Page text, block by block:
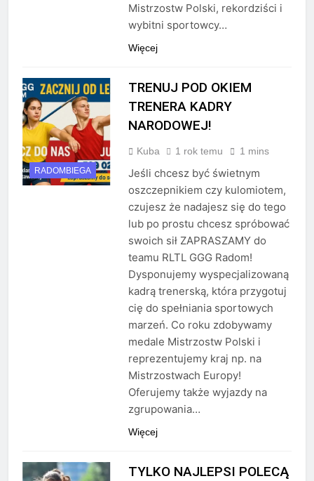
Mistrzostw Polski, rekordziści i
wybitni sportowcy…
Więcej
RADOMBIEGA
TRENUJ POD OKIEM
TRENERA KADRY
NARODOWEJ!
Kuba 1 rok temu 1 mins
Jeśli chcesz być świetnym
oszczepnikiem czy kulomiotem,
czujesz że nadajesz się do tego
lub po prostu chcesz spróbować
swoich sił ZAPRASZAMY do
teamu RLTL GGG Radom!
Dysponujemy wyspecjalizowaną
kadrą trenerską, która przygotuj
cię do spełniania sportowych
marzeń. Co roku zdobywamy
medale Mistrzostw Polski i
reprezentujemy kraj np. na
Mistrzostwach Europy!
Oferujemy także wyjazdy na
zgrupowania…
Więcej
TYLKO NAJLEPSI POLECĄ